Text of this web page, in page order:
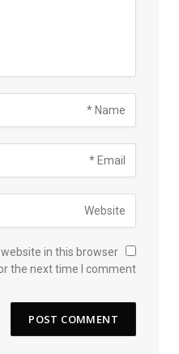
in this browser
the next time I comment.